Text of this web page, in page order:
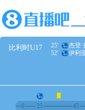
比利时U17 25'
杰登·
52'
伊利
0 25 45